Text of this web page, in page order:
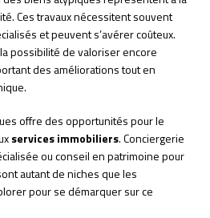
Ces travaux nécessitent souvent
et peuvent s’avérer coûteux.
possibilité de valoriser encore
des améliorations tout en
offre des opportunités pour le
services immobiliers. Conciergerie
ou conseil en patrimoine pour
autant de niches que les
pour se démarquer sur ce